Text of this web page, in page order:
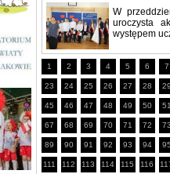
W
uroczysta
występem
1 2 3 4 5 6 7
23 24 25 26 27 28 29
45 46 47 48 49 50 51
67 68 69 70 71 72 73
89 90 91 92 93 94 95
111 112 113 114 115 116